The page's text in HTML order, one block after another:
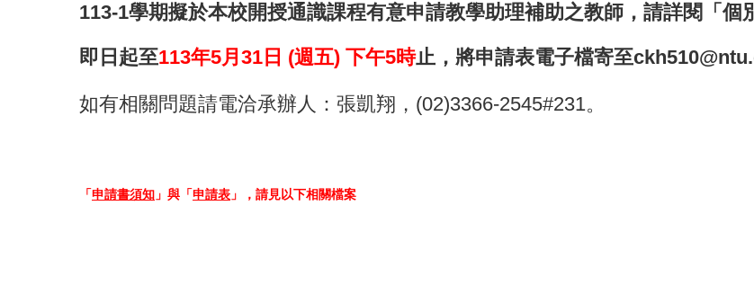
113-1學期擬於本校開授通識課程有意申請教學助理補助之教師，請詳閱「個
即日起至113年5月31日 (週五) 下午5時止，將申請表電子檔寄至
如有相關問題請電洽承辦人：張凱翔，(02)3366-2545#231。
「申請書須知 」與「申請表 」，請見以下相關檔案